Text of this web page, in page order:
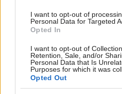
I want to opt-out of
Personal Data for Targeted
Opted In
I want to opt-out of
Retention, Sale, and/or
Personal Data that Is
Purposes for which it was
Opted Out
Môj dom 07-